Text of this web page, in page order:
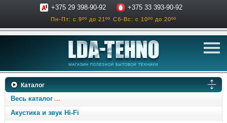
+375 29 398-90-92 +375 33 393-90-92
Пн-Пт: с 9ºº до 21ºº Сб-Вс: с 10ºº до 20ºº
телевизоры
Каталог
Весь каталог
Акустика и звук Hi-Fi